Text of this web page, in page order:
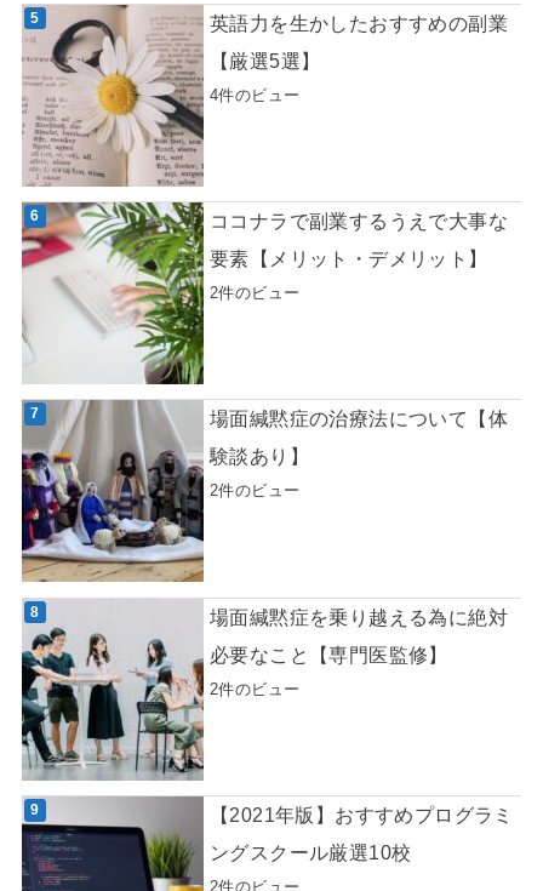
英語力を生かしたおすすめの副業
【厳選5選】
4件のビュー
ココナラで副業するうえで大事な
要素【メリット・デメリット】
2件のビュー
場面緘黙症の治療法について【体
験談あり】
2件のビュー
場面緘黙症を乗り越える為に絶対
必要なこと【専門医監修】
2件のビュー
【2021年版】おすすめプログラミ
ングスクール厳選10校
2件のビュー